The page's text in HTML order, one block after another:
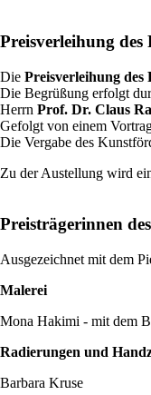
Preisverleihung
Die Preisverleihung
Die Begrüßung erfolgt
Herrn Prof. Dr. Claus
Gefolgt von einem
Die Vergabe des
Zu der Austellung wird
Preisträgerinnen
Ausgezeichnet mit dem
Malerei
Mona Hakimi - mit dem
Radierungen und
Barbara Kruse